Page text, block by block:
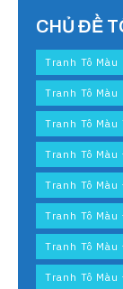
CHỦ ĐỀ
Tranh Tô Màu
Tranh Tô Màu
Tranh Tô Màu
Tranh Tô
Tranh Tô Màu
Tranh Tô Màu
Tranh Tô Màu
Tranh Tô Màu